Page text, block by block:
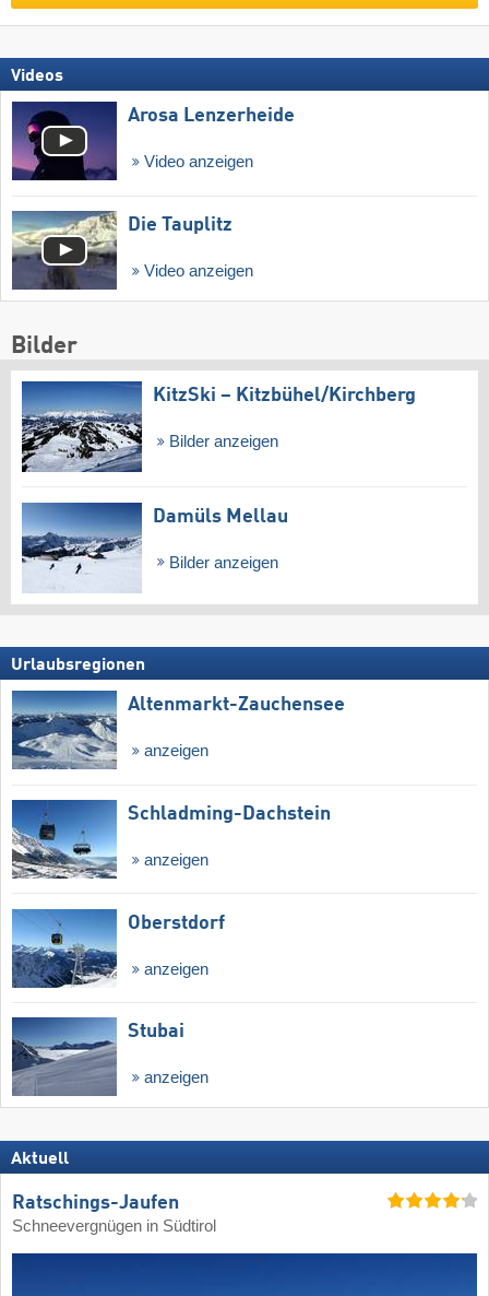
Videos
Arosa Lenzerheide
Video anzeigen
Die Tauplitz
Video anzeigen
Bilder
KitzSki – Kitzbühel/​Kirchberg
Bilder anzeigen
Damüls Mellau
Bilder anzeigen
Urlaubsregionen
Altenmarkt-Zauchensee
anzeigen
Schladming-Dachstein
anzeigen
Oberstdorf
anzeigen
Stubai
anzeigen
Aktuell
Ratschings-Jaufen
Schneevergnügen in Südtirol